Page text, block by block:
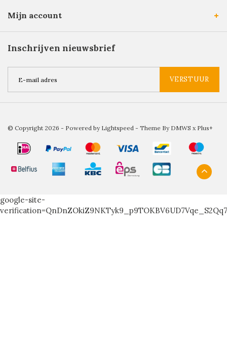
Mijn account
Inschrijven nieuwsbrief
VERSTUUR
© Copyright 2026 - Powered by Lightspeed - Theme By DMWS x Plus+
google-site-